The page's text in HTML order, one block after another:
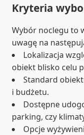
Kryteria
Wybór noclegu to
uwagę na
Lokalizacja
obiekt blisko celu
Standard
i budżetu.
Dostępne
parking, czy
Opcje